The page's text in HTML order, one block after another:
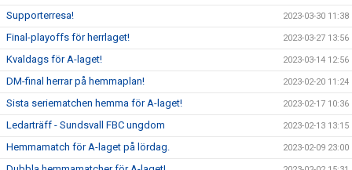
Supporterresa! 2023-03-30 11:38
Final-playoffs för herrlaget! 2023-03-27 13:56
Kvaldags för A-laget! 2023-03-14 12:56
DM-final herrar på hemmaplan! 2023-02-20 11:24
Sista seriematchen hemma för A-laget! 2023-02-17 10:36
Ledarträff - Sundsvall FBC ungdom 2023-02-13 13:15
Hemmamatch för A-laget på lördag. 2023-02-09 23:00